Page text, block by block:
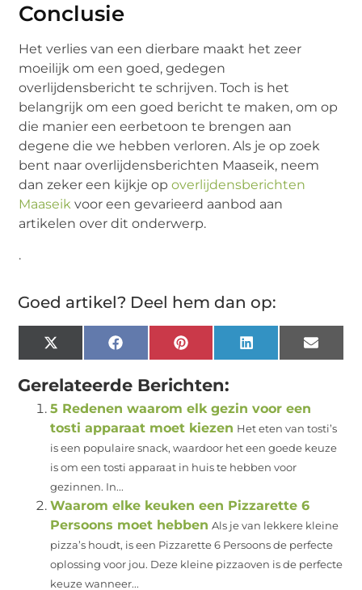
Conclusie
Het verlies van een dierbare maakt het zeer
moeilijk om een goed, gedegen
overlijdensbericht te schrijven. Toch is het
belangrijk om een goed bericht te maken, om op
die manier een eerbetoon te brengen aan
degene die we hebben verloren. Als je op zoek
bent naar overlijdensberichten Maaseik, neem
dan zeker een kijkje opoverlijdensberichten
Maaseik voor een gevarieerd aanbod aan
artikelen over dit onderwerp.
.
Goed artikel? Deel hem dan op:
X
(Twitter)
FacebookPinterest LinkedIn Email
Gerelateerde Berichten:
5 Redenen waarom elk gezin voor een
tosti apparaat moet kiezen Het eten van tosti’s
is een populaire snack, waardoor het een goede keuze
is om een tosti apparaat in huis te hebben voor
gezinnen. In...
Waarom elke keuken een Pizzarette 6
Persoons moet hebben Als je van lekkere kleine
pizza’s houdt, is een Pizzarette 6 Persoons de perfecte
oplossing voor jou. Deze kleine pizzaoven is de perfecte
keuze wanneer...